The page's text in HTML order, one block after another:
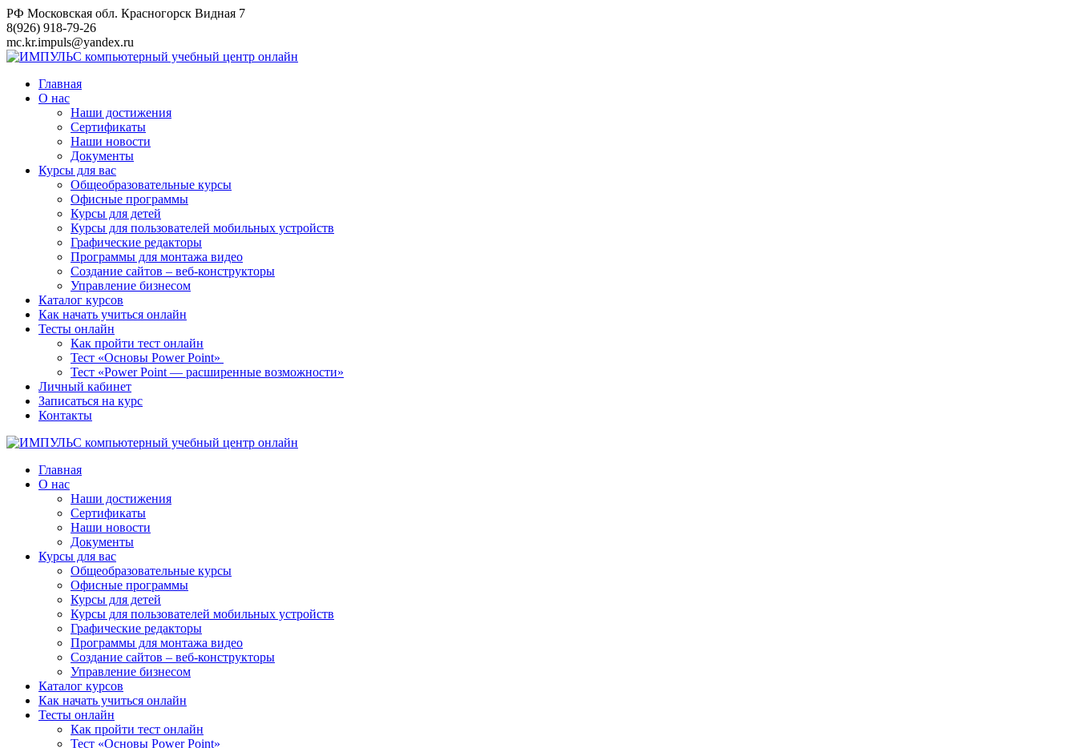
Перейти
к
контенту
РФ Московская обл. Красногорск Видная 7
8(926) 918-79-26
mc.kr.impuls@yandex.ru
Главная
О нас
Наши достижения
Сертификаты
Наши новости
Документы
Курсы для вас
Общеобразовательные курсы
Офисные программы
Курсы для детей
Курсы для пользователей мобильных устройств
Графические редакторы
Программы для монтажа видео
Создание сайтов – веб-конструкторы
Управление бизнесом
Каталог курсов
Как начать учиться онлайн
Тесты онлайн
Как пройти тест онлайн
Тест «Основы Power Point»
Тест «Power Point — расширенные возможности»
Личный кабинет
Записаться на курс
Контакты
Главная
О нас
Наши достижения
Сертификаты
Наши новости
Документы
Курсы для вас
Общеобразовательные курсы
Офисные программы
Курсы для детей
Курсы для пользователей мобильных устройств
Графические редакторы
Программы для монтажа видео
Создание сайтов – веб-конструкторы
Управление бизнесом
Каталог курсов
Как начать учиться онлайн
Тесты онлайн
Как пройти тест онлайн
Тест «Основы Power Point»